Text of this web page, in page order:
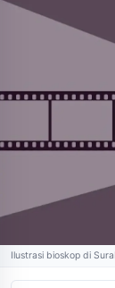
Ilustrasi bioskop di